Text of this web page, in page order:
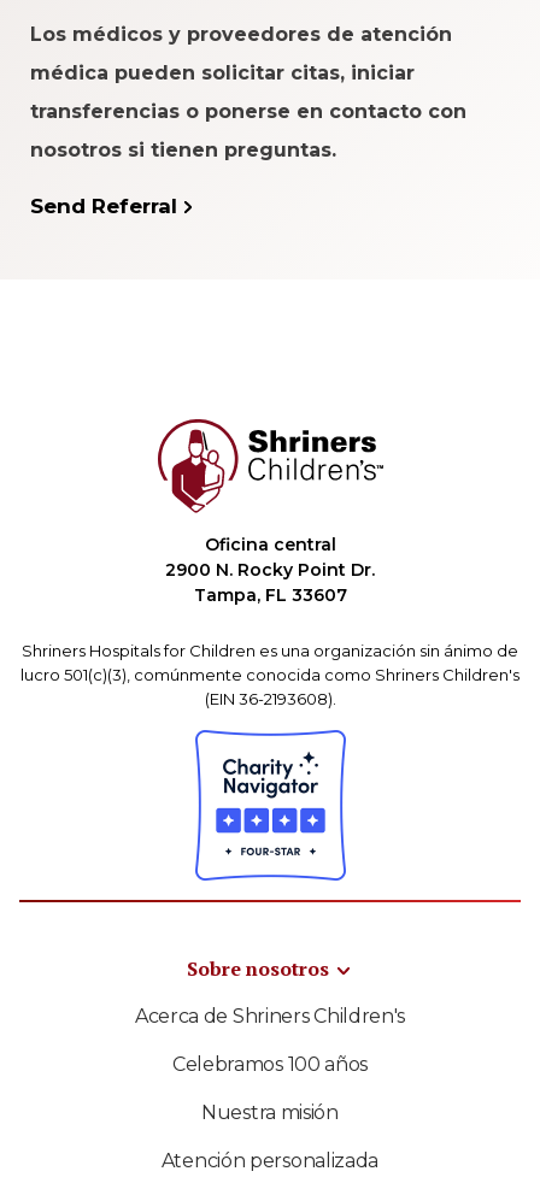
Los médicos y proveedores de atención
médica pueden solicitar citas, iniciar
transferencias o ponerse en contacto con
nosotros si tienen preguntas.
Send Referral
Oficina central
2900 N. Rocky Point Dr.
Tampa, FL 33607
Shriners Hospitals for Children es una organización sin ánimo de
lucro 501(c)(3), comúnmente conocida como Shriners Children's
(EIN 36-2193608).
Sobre nosotros
Acerca de Shriners Children's
Celebramos 100 años
Nuestra misión
Atención personalizada